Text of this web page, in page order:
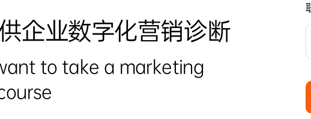
企业数字化营销诊断
to take a marketing